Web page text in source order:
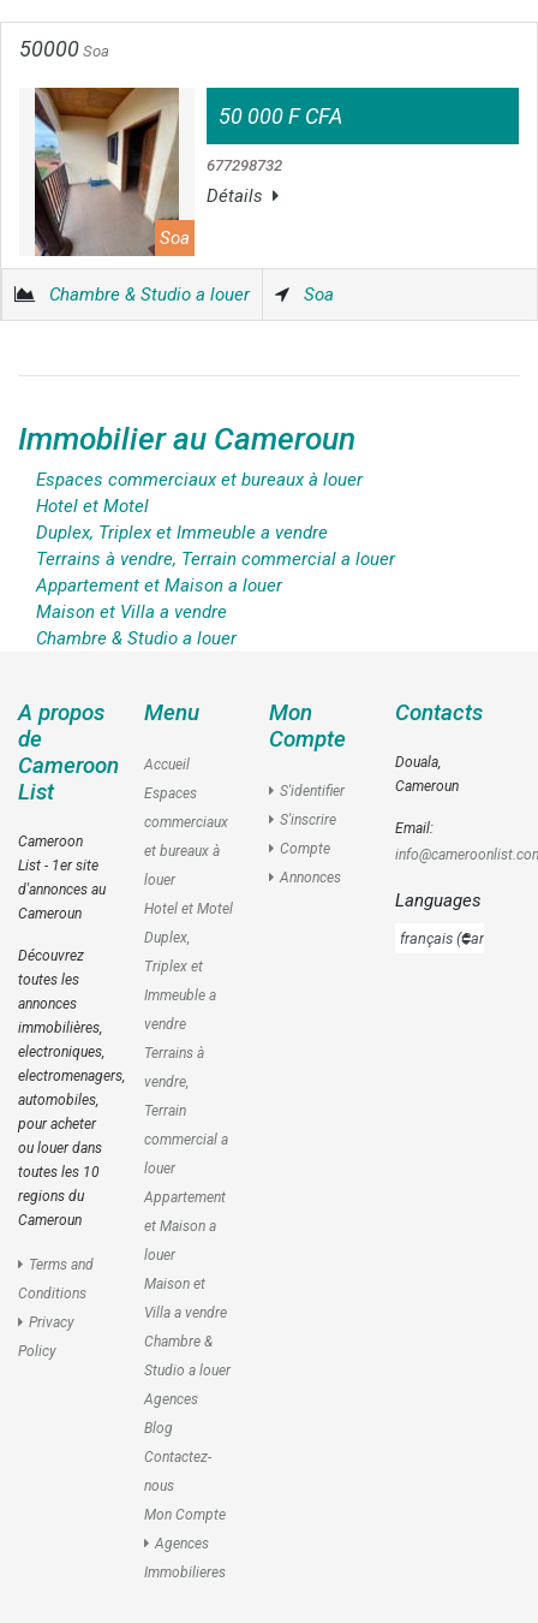
50000 Soa
Soa
50 000 F CFA
677298732
Détails
Chambre & Studio a louer Soa
Immobilier au Cameroun
Espaces commerciaux et bureaux à louer
Hotel et Motel
Duplex, Triplex et Immeuble a vendre
Terrains à vendre, Terrain commercial a louer
Appartement et Maison a louer
Maison et Villa a vendre
Chambre & Studio a louer
A propos
de
Cameroon
List
Cameroon
List - 1er site
d'annonces au
Cameroun
Découvrez
toutes les
annonces
immobilières,
electroniques,
electromenagers,
automobiles,
pour acheter
ou louer dans
toutes les 10
regions du
Cameroun
Terms and
Conditions
Privacy
Policy
Menu
Accueil
Espaces
commerciaux
et bureaux à
louer
Hotel et Motel
Duplex,
Triplex et
Immeuble a
vendre
Terrains à
vendre,
Terrain
commercial a
louer
Appartement
et Maison a
louer
Maison et
Villa a vendre
Chambre &
Studio a louer
Agences
Blog
Contactez-
nous
Mon Compte
Agences
Immobilieres
Mon
Compte
S'identifier
S'inscrire
Compte
Annonces
Contacts
Douala,
Cameroun
Email:
Languages